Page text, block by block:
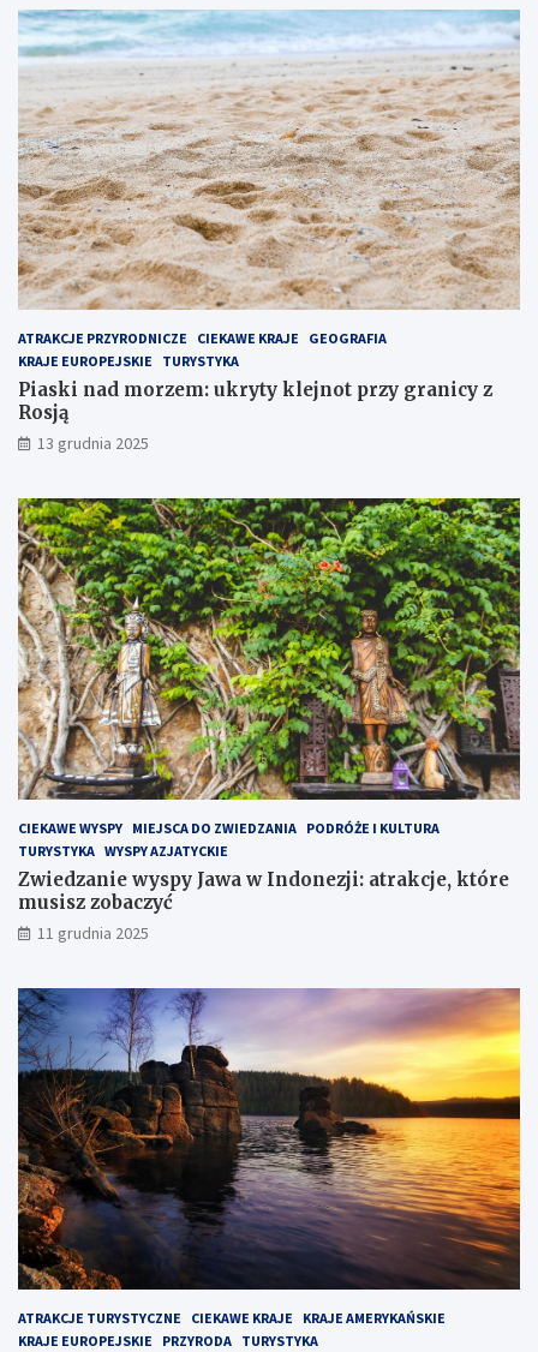
j
p
o
p
u
l
a
r
n
i
e
j
s
z
e
m
i
e
j
s
e
n
a
P
ó
ł
w
y
s
p
i
e
H
e
s
k
i
m
?
t
p
r
z
y
g
r
a
n
i
c
y
z
R
o
s
j
ą
ATRAKCJE PRZYRODNICZE CIEKAWE KRAJE
GEOGRAFIA
KRAJE EUROPEJSKIE
TURYSTYKA
Piaski nad morzem: ukryty klejnot przy granicy z
Rosją
13 grudnia 2025
CIEKAWE WYSPY MIEJSCA DO ZWIEDZANIA PODRÓŻE I KULTURA
TURYSTYKA WYSPY AZJATYCKIE
Zwiedzanie wyspy Jawa w Indonezji: atrakcje, które
musisz zobaczyć
11 grudnia 2025
ATRAKCJE TURYSTYCZNE CIEKAWE KRAJE
KRAJE AMERYKAŃSKIE
KRAJE EUROPEJSKIE
PRZYRODA TURYSTYKA